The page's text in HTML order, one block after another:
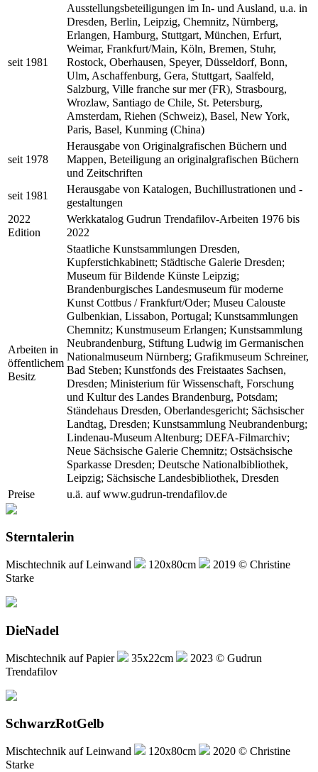
seit 1981
Ausstellungsbeteiligungen im In- und Ausland, u.a. in
Dresden, Berlin, Leipzig, Chemnitz, Nürnberg,
Erlangen, Hamburg, Stuttgart, München, Erfurt,
Weimar, Frankfurt/Main, Köln, Bremen, Stuhr,
Rostock, Oberhausen, Speyer, Düsseldorf, Bonn,
Ulm, Aschaffenburg, Gera, Stuttgart, Saalfeld,
Salzburg, Ville franche sur mer (FR), Strasbourg,
Wrozlaw, Santiago de Chile, St. Petersburg,
Amsterdam, Riehen (Schweiz), Basel, New York,
Paris, Basel, Kunming (China)
seit 1978
Herausgabe von Originalgrafischen Büchern und
Mappen, Beteiligung an originalgrafischen Büchern
und Zeitschriften
seit 1981
Herausgabe von Katalogen, Buchillustrationen und -
gestaltungen
2022
Edition
Werkkatalog Gudrun Trendafilov-Arbeiten 1976 bis
2022
Arbeiten in
öffentlichem
Besitz
Staatliche Kunstsammlungen Dresden,
Kupferstichkabinett; Städtische Galerie Dresden;
Museum für Bildende Künste Leipzig;
Brandenburgisches Landesmuseum für moderne
Kunst Cottbus / Frankfurt/Oder; Museu Calouste
Gulbenkian, Lissabon, Portugal; Kunstsammlungen
Chemnitz; Kunstmuseum Erlangen; Kunstsammlung
Neubrandenburg, Stiftung Ludwig im Germanischen
Nationalmuseum Nürnberg; Grafikmuseum Schreiner,
Bad Steben; Kunstfonds des Freistaates Sachsen,
Dresden; Ministerium für Wissenschaft, Forschung
und Kultur des Landes Brandenburg, Potsdam;
Ständehaus Dresden, Oberlandesgericht; Sächsischer
Landtag, Dresden; Kunstsammlung Neubrandenburg;
Lindenau-Museum Altenburg; DEFA-Filmarchiv;
Neue Sächsische Galerie Chemnitz; Ostsächsische
Sparkasse Dresden; Deutsche Nationalbibliothek,
Leipzig; Sächsische Landesbibliothek, Dresden
Preise
u.ä. auf www.gudrun-trendafilov.de
Sterntalerin
Mischtechnik auf Leinwand 120x80cm
2019 © Christine
Starke
DieNadel
Mischtechnik auf Papier 35x22cm
2023 © Gudrun
Trendafilov
SchwarzRotGelb
Mischtechnik auf Leinwand 120x80cm
2020 © Christine
Starke